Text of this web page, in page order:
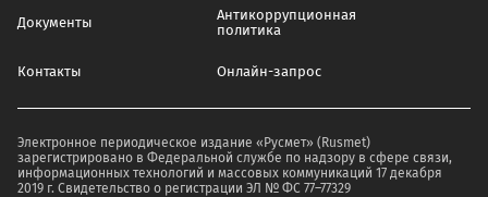
Документы
Антикоррупционная
политика
Контакты Онлайн-запрос
Электронное периодическое издание «Русмет» (Rusmet)
зарегистрировано в Федеральной службе по надзору в сфере связи,
информационных технологий и массовых коммуникаций 17 декабря
2019 г. Свидетельство о регистрации ЭЛ № ФС 77–77329